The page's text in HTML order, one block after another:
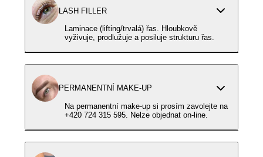
LASH FILLER
Laminace (lifting/trvalá) řas. Hloubkově
vyživuje, prodlužuje a posiluje strukturu řas.
PERMANENTNÍ MAKE-UP
Na permanentní make-up si prosím zavolejte na
+420 724 315 595. Nelze objednat on-line.